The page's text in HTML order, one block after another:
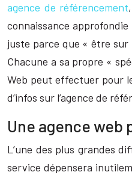
agence de référencement
connaissance
juste parce que « être sur
Chacune a sa propre «
Web peut effectuer pour
d’infos sur l’agence de
Une agence
L’une des plus grandes
service dépensera